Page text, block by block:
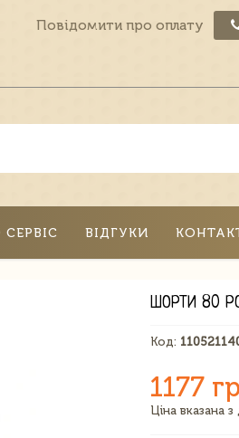
Повідомити про оплату
ВІДГУКИ
ШОРТИ 80
Код:
1177
Ціна вказана